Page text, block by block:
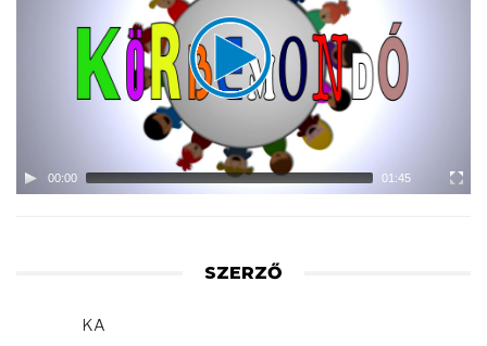
00:00 01:45
SZERZŐ
KA